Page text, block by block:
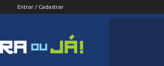
Entrar / Cadastrar